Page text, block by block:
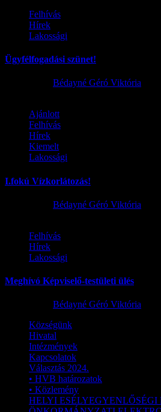
Felhívás
Hírek
Lakossági
Ügyfélfogadási szünet!
Bédayné Géró Viktória
Ajánlott
Felhívás
Hírek
Kiemelt
Lakossági
I.fokú Vízkorlátozás!
Bédayné Géró Viktória
Felhívás
Hírek
Lakossági
Meghívó Képviselő-testületi ülés
Bédayné Géró Viktória
Községünk
Hivatal
Intézmények
Kapcsolatok
Választás 2024.
• HVB határozatok
• Közlemény
HELYI ESÉLYEGYENLŐSÉGI